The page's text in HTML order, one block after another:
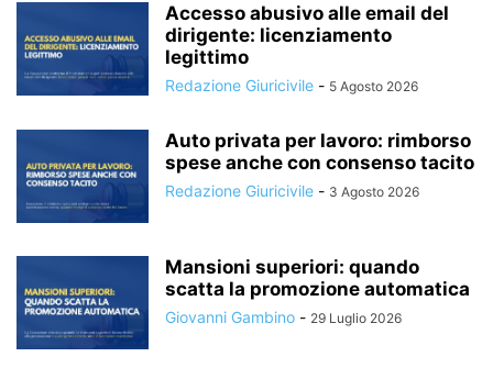
Accesso abusivo alle email del
dirigente: licenziamento
legittimo
Redazione Giuricivile - 5 Agosto 2026
Auto privata per lavoro: rimborso
spese anche con consenso tacito
Redazione Giuricivile - 3 Agosto 2026
Mansioni superiori: quando
scatta la promozione automatica
Giovanni Gambino - 29 Luglio 2026